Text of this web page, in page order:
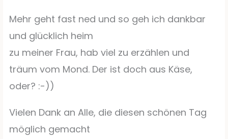
Mehr geht fast ned und so geh ich dankbar
und glücklich heim
zu meiner Frau, hab viel zu erzählen und
träum vom Mond. Der ist doch aus Käse,
oder? :-))
Vielen Dank an Alle, die diesen schönen Tag
möglich gemacht